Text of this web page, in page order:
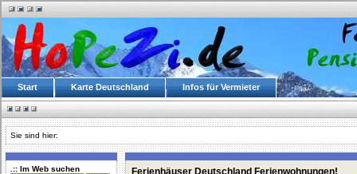
Start Karte Deutschland Infos für Vermieter
Sie sind hier:
.:: Im Web suchen Ferienhäuser Deutschland Ferienwohnungen!